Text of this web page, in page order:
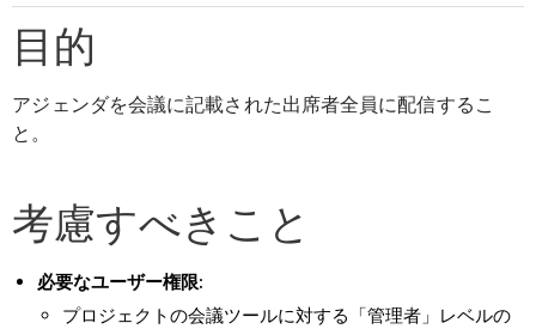
目的
アジェンダを会議に記載された出席者全員に配信するこ
と。
考慮すべきこと
必要なユーザー権限:
プロジェクトの会議ツールに対する「管理者」レベルの